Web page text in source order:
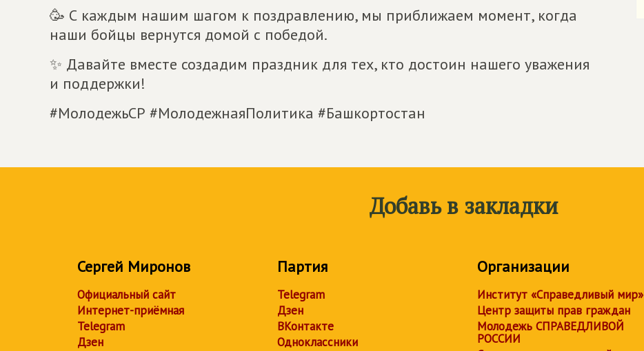
🥳 С каждым нашим шагом к поздравлению, мы приближаем момент, когда
наши бойцы вернутся домой с победой.
✨ Давайте вместе создадим праздник для тех, кто достоин нашего уважения
и поддержки!
#МолодежьСР #МолодежнаяПолитика #Башкортостан
Добавь в закладки
Сергей Миронов
Официальный сайт
Интернет-приёмная
Telegram
Дзен
Партия
Telegram
Дзен
ВКонтакте
Одноклассники
Организации
Институт «Справедливый мир»
Центр защиты прав граждан
Молодежь СПРАВЕДЛИВОЙ
РОССИИ